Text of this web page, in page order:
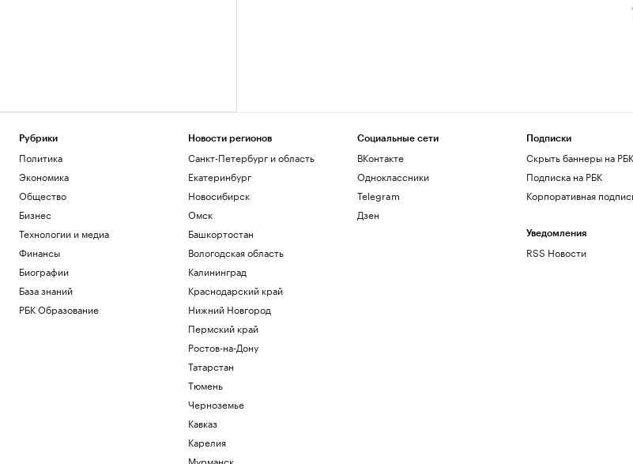
Рубрики
Политика
Экономика
Общество
Бизнес
Технологии и медиа
Финансы
Биографии
База знаний
РБК Образование
Новости регионов
Санкт-Петербург и область
Екатеринбург
Новосибирск
Омск
Башкортостан
Вологодская область
Калининград
Краснодарский край
Нижний Новгород
Пермский край
Ростов-на-Дону
Татарстан
Тюмень
Черноземье
Кавказ
Карелия
Мурманск
Социальные сети
ВКонтакте
Одноклассники
Telegram
Дзен
Подписки
Скрыть баннеры на РБК
Подписка на РБК
Корпоративная
Уведомления
RSS Новости